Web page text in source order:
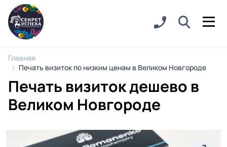
Главная
Печать визиток по низким ценам в Великом Новгороде
Печать визиток дешево в
Великом Новгороде